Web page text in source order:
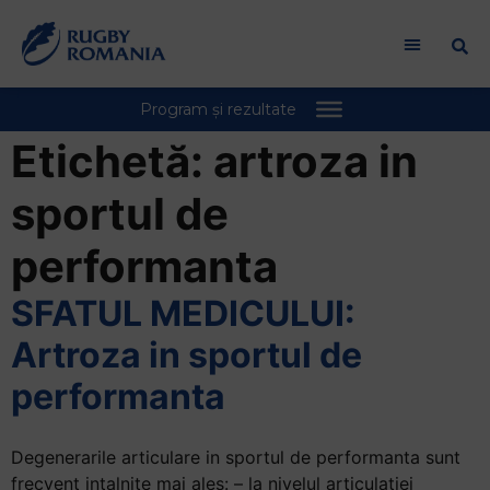
venit
cititorul
ecran
One
Accessibility
Pentru
porni
cititorul
ecran
in
One
Etichetă: artroza in
sportul de
performanta
SFATUL MEDICULUI:
Artroza in sportul de
performanta
Degenerarile articulare in sportul de performanta sunt
frecvent intalnite mai ales: – la nivelul articulatiei